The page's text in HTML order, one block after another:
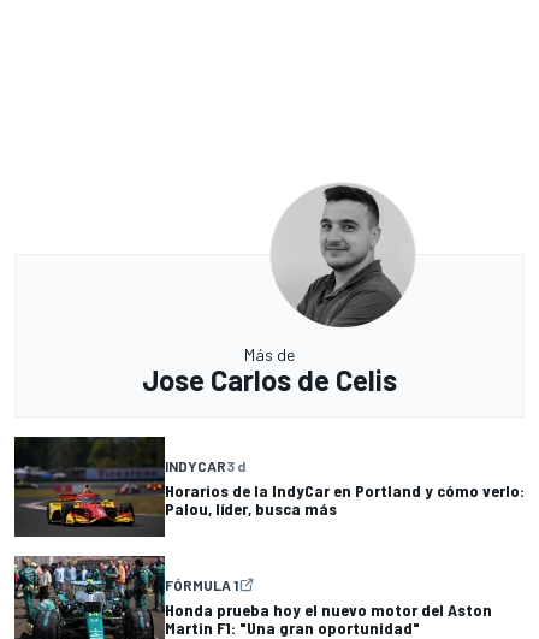
Más de
Jose Carlos de Celis
INDYCAR3 d
Horarios de la IndyCar en Portland y cómo verlo:
Palou, líder, busca más
FÓRMULA 1
Honda prueba hoy el nuevo motor del Aston
Martin F1: "Una gran oportunidad"